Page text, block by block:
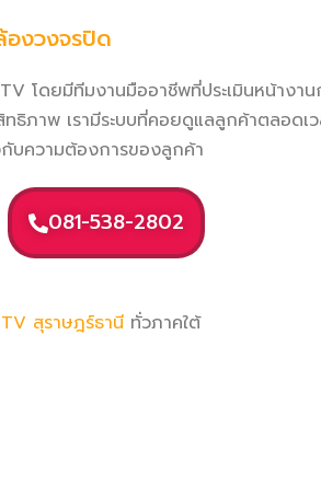
งวงจรปิด
โดยมีทีมงานมืออาชีพที่ประเมินหน้างา
ธิภาพ เรามีระบบที่คอยดูแลลูกค้าตลอด
บความต้องการของลูกค้า
081-538-2802
สุราษฎร์ธานีทั่วภาคใต้